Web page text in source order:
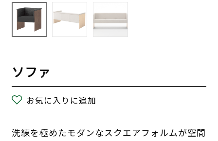
ソファ
お気に入りに追加
洗練を極めたモダンなスクエアフォルムが空間